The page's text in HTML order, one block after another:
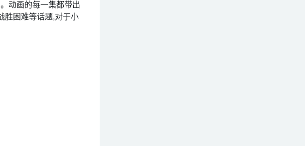
动画的每一集都带出
胜困难等话题,对于小